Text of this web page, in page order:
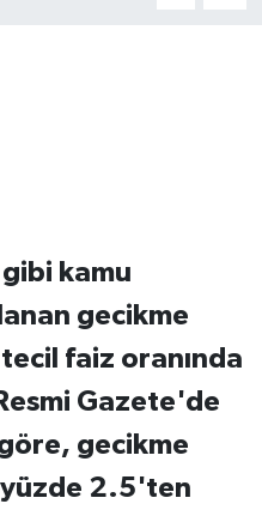
kamu
gecikme
tecil faiz oranında
Gazete'de
gecikme
yüzde 2.5'ten